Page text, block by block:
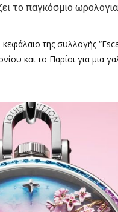
το παγκόσμιο
της συλλογής
και το Παρίσι για μια